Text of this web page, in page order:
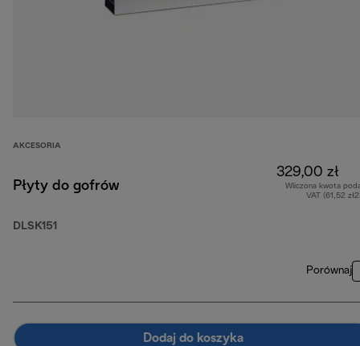
AKCESORIA
Płyty do gofrów
DLSK151
329,00 zł
Wliczona kwota
VAT (61,52
Porównaj
Dodaj do koszyka